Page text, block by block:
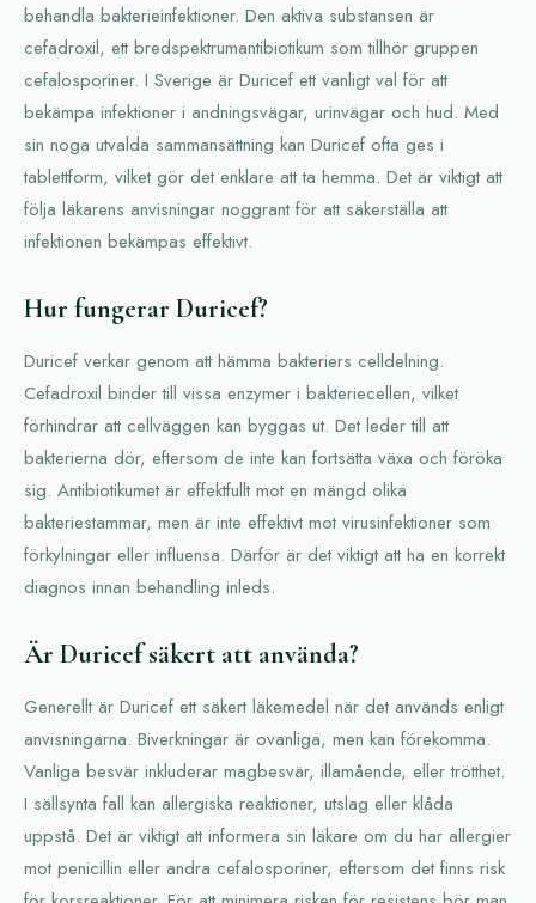
behandla bakterieinfektioner. Den aktiva substansen är
cefadroxil, ett bredspektrumantibiotikum som tillhör gruppen
cefalosporiner. I Sverige är Duricef ett vanligt val för att
bekämpa infektioner i andningsvägar, urinvägar och hud. Med
sin noga utvalda sammansättning kan Duricef ofta ges i
tablettform, vilket gör det enklare att ta hemma. Det är viktigt att
följa läkarens anvisningar noggrant för att säkerställa att
infektionen bekämpas effektivt.
Hur fungerar Duricef?
Duricef verkar genom att hämma bakteriers celldelning.
Cefadroxil binder till vissa enzymer i bakteriecellen, vilket
förhindrar att cellväggen kan byggas ut. Det leder till att
bakterierna dör, eftersom de inte kan fortsätta växa och föröka
sig. Antibiotikumet är effektfullt mot en mängd olika
bakteriestammar, men är inte effektivt mot virusinfektioner som
förkylningar eller influensa. Därför är det viktigt att ha en korrekt
diagnos innan behandling inleds.
Är Duricef säkert att använda?
Generellt är Duricef ett säkert läkemedel när det används enligt
anvisningarna. Biverkningar är ovanliga, men kan förekomma.
Vanliga besvär inkluderar magbesvär, illamående, eller trötthet.
I sällsynta fall kan allergiska reaktioner, utslag eller klåda
uppstå. Det är viktigt att informera sin läkare om du har allergier
mot penicillin eller andra cefalosporiner, eftersom det finns risk